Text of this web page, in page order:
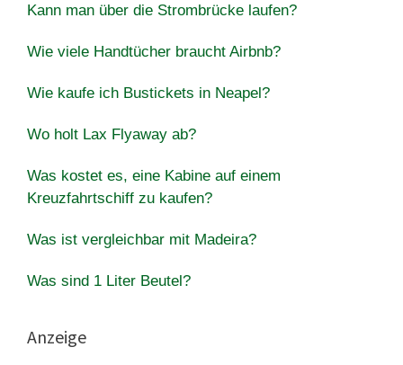
Kann man über die Strombrücke laufen?
Wie viele Handtücher braucht Airbnb?
Wie kaufe ich Bustickets in Neapel?
Wo holt Lax Flyaway ab?
Was kostet es, eine Kabine auf einem
Kreuzfahrtschiff zu kaufen?
Was ist vergleichbar mit Madeira?
Was sind 1 Liter Beutel?
Anzeige